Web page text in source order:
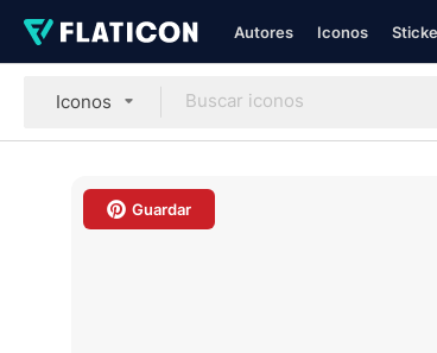
Autores Iconos
Iconos
Guardar